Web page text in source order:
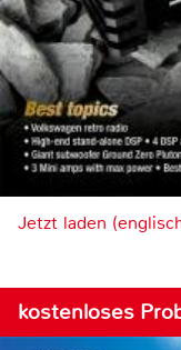
Jetzt laden
kostenloses